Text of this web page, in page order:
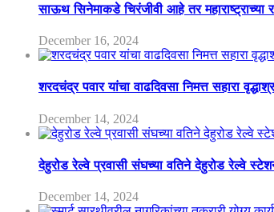
साऊथ सिनेमाकडे चिरंजीवी आहे तर
December 16, 2024
शरदचंद्र पवार यांचा वाढदिवसा निमत्त सहारा
December 14, 2024
देहुरोड रेल्वे प्रवासी संघच्या वतिने देहुरोड रेल्वे
December 14, 2024